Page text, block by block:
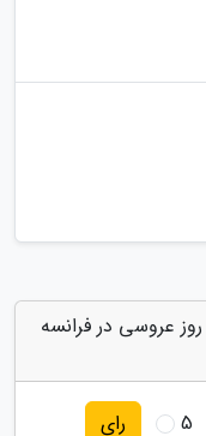
روز عروسی در فرانسه
5 رای